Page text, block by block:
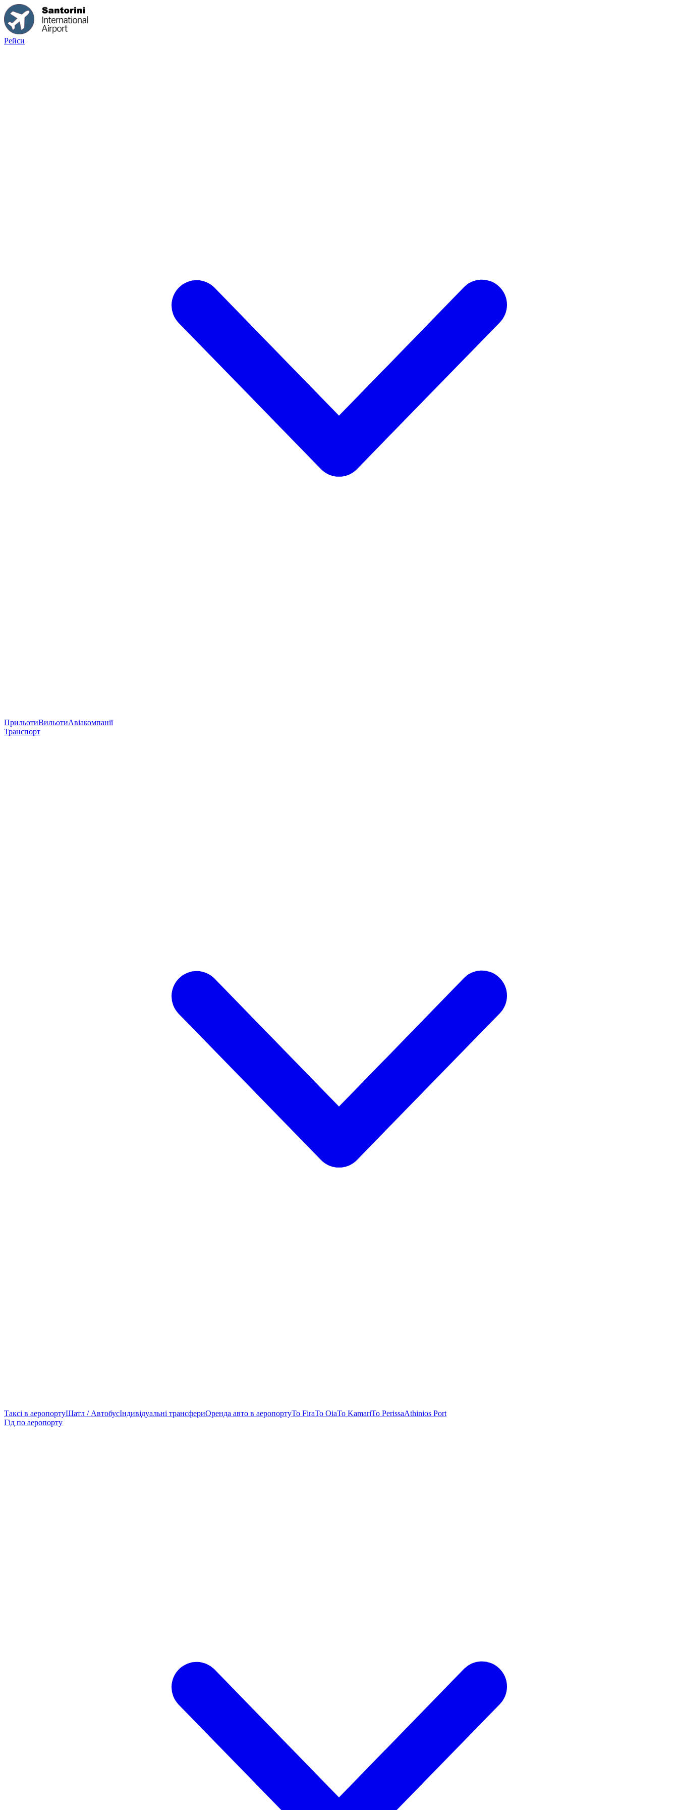
Рейси
ПрильотиВильотиАвіакомпанії
Транспорт
Таксі в аеропортуШатл / АвтобусІндивідуальні трансфериОренда авто в аеропортуTo FiraTo OiaTo KamariTo PerissaAthinios Port
Гід по аеропорту